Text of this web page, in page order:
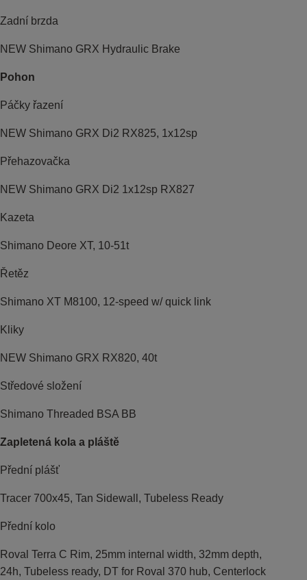
Zadní brzda
NEW Shimano GRX Hydraulic Brake
Pohon
Páčky řazení
NEW Shimano GRX Di2 RX825, 1x12sp
Přehazovačka
NEW Shimano GRX Di2 1x12sp RX827
Kazeta
Shimano Deore XT, 10-51t
Řetěz
Shimano XT M8100, 12-speed w/ quick link
Kliky
NEW Shimano GRX RX820, 40t
Středové složení
Shimano Threaded BSA BB
Zapletená kola a pláště
Přední plášť
Tracer 700x45, Tan Sidewall, Tubeless Ready
Přední kolo
Roval Terra C Rim, 25mm internal width, 32mm depth,
24h, Tubeless ready, DT for Roval 370 hub, Centerlock